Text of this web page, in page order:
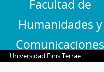
Facultad de
Humanidades y
Comunicaciones
Universidad Finis Terrae